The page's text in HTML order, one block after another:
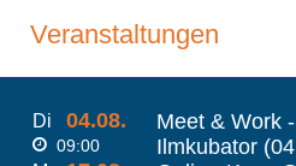
Veranstaltungen
Di 04.08.
09:00
Meet & Work
Ilmkubator